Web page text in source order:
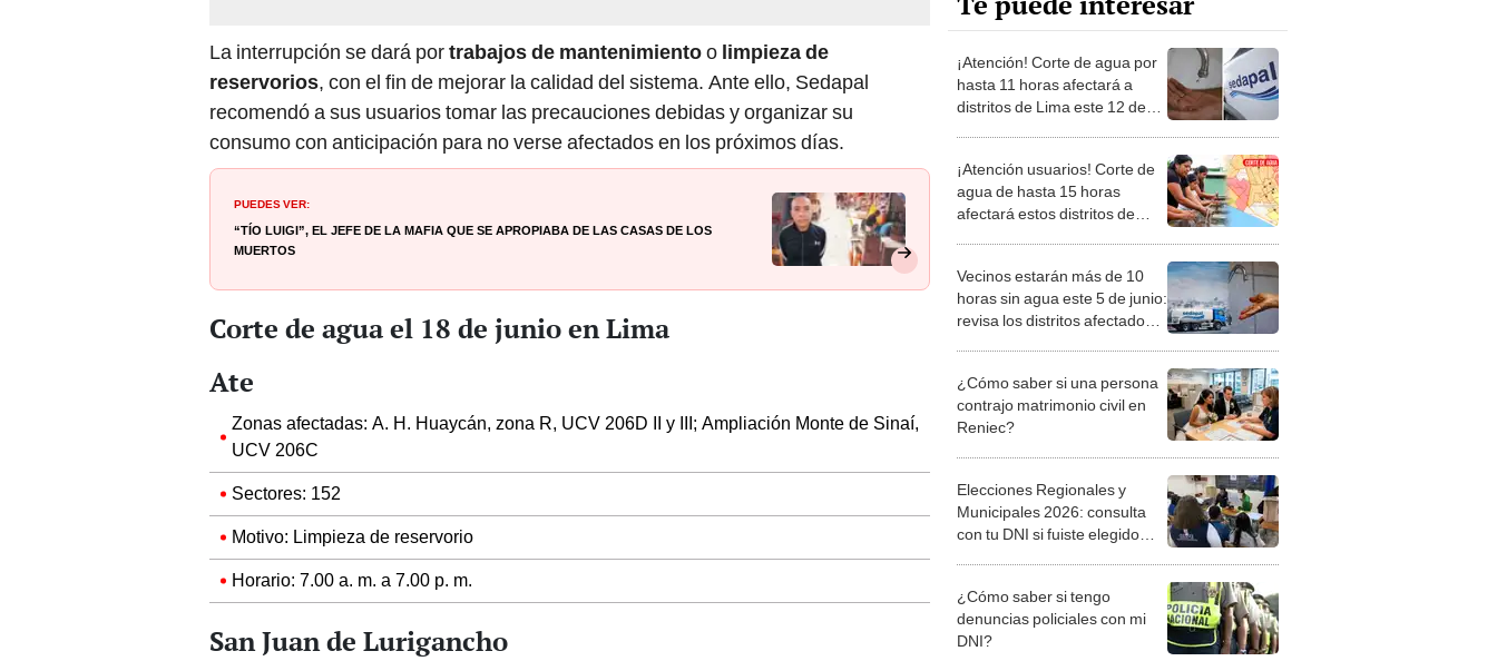
La interrupción se dará portrabajos de mantenimientoo limpieza de
reservorios, con el fin de mejorar la calidad del sistema. Ante ello, Sedapal
recomendó a sus usuarios tomar las precauciones debidas y organizar su
consumo con anticipación para no verse afectados en los próximos días.
PUEDES VER:
“Tío Luigi”, el jefe de la mafia que se apropiaba de las casas de los
muertos
Corte de agua el 18 de junio en Lima
Ate
Zonas afectadas: A. H. Huaycán, zona R, UCV 206D II y III; Ampliación Monte de Sinaí,
UCV 206C
Sectores: 152
Motivo: Limpieza de reservorio
Horario: 7.00 a. m. a 7.00 p. m.
San Juan de Lurigancho
¡Atención! Corte de agua por
hasta 11 horas afectará a
distritos de Lima este 12 de
¡Atención usuarios! Corte de
agua de hasta 15 horas
afectará estos distritos de
Vecinos estarán más de 10
horas sin agua este 5 de junio:
revisa los distritos afectados,
¿Cómo saber si una persona
contrajo matrimonio civil en
Reniec?
Elecciones Regionales y
Municipales 2026: consulta
con tu DNI si fuiste elegido
la ONPE
¿Cómo saber si tengo
denuncias policiales con mi
DNI?